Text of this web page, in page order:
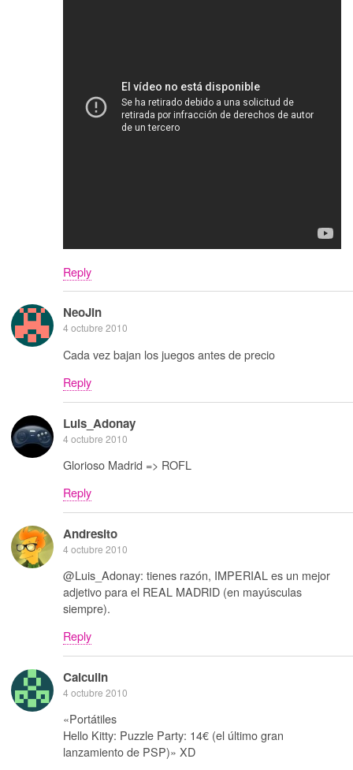
Reply
NeoJin
4 octubre 2010
Cada vez bajan los juegos antes de precio
Reply
Luis_Adonay
4 octubre 2010
Glorioso Madrid => ROFL
Reply
Andresito
4 octubre 2010
@Luis_Adonay: tienes razón, IMPERIAL es un mejor
adjetivo para el REAL MADRID (en mayúsculas
siempre).
Reply
Calculin
4 octubre 2010
«Portátiles
Hello Kitty: Puzzle Party: 14€ (el último gran
lanzamiento de PSP)» XD